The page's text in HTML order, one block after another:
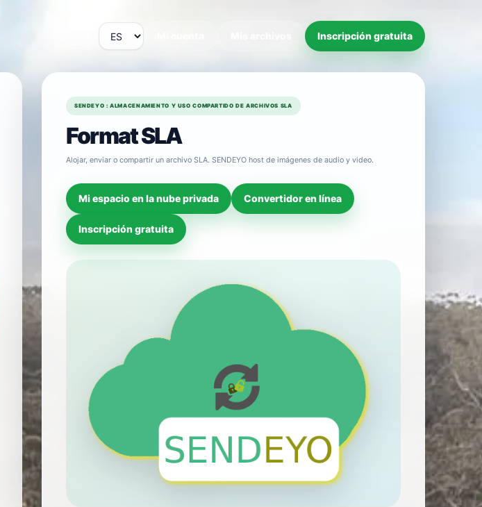
Inscripción gratuita
SENDEYO : ALMACENAMIENTO Y USO COMPARTIDO DE ARCHIVOS SLA
Format SLA
Alojar, enviar o compartir un archivo SLA. SENDEYO host de imágenes de audio y video.
Mi espacio en la nube privada Convertidor en línea
Inscripción gratuita